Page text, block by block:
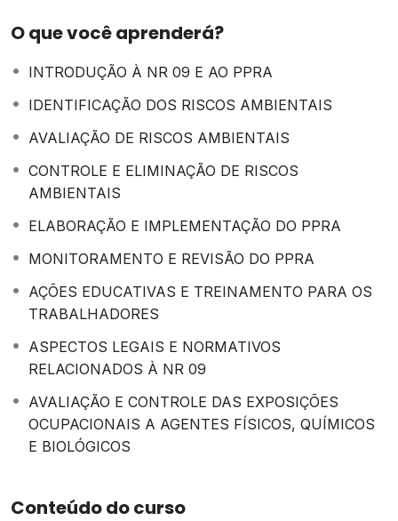
ETAPA SEGUINTE SÓ SERÁ DISPONIBILIZADA COM A
POSSÍVEL QUE O(A) ALUNO(A) PULE ETAPAS.
ESSA AULA CONTÉM O CONTEÚDO TEÓRICO QUE
AQUISIÇÃO DO CONHECIMENTO REFERENTE AO
TEMA DO CURSO.
O que você aprenderá?
INTRODUÇÃO À NR 09 E AO PPRA
IDENTIFICAÇÃO DOS RISCOS AMBIENTAIS
AVALIAÇÃO DE RISCOS AMBIENTAIS
CONTROLE E ELIMINAÇÃO DE RISCOS
AMBIENTAIS
ELABORAÇÃO E IMPLEMENTAÇÃO DO PPRA
MONITORAMENTO E REVISÃO DO PPRA
AÇÕES EDUCATIVAS E TREINAMENTO PARA OS
TRABALHADORES
ASPECTOS LEGAIS E NORMATIVOS
RELACIONADOS À NR 09
AVALIAÇÃO E CONTROLE DAS EXPOSIÇÕES
OCUPACIONAIS A AGENTES FÍSICOS, QUÍMICOS
E BIOLÓGICOS
Conteúdo do curso